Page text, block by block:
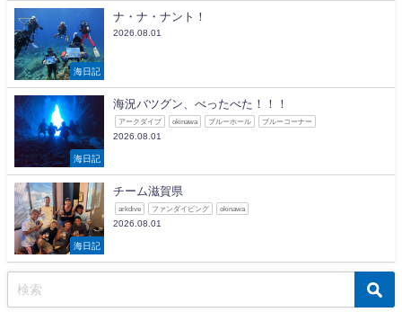
海日記
ナ・ナ・ナント！
2026.08.01
海日記
海況バツグン、べったべた！！！
アークダイブ okinawa ブルーホール ブルーコーナー
2026.08.01
海日記
チーム滋賀県
arkdive ファンダイビング okinawa
2026.08.01